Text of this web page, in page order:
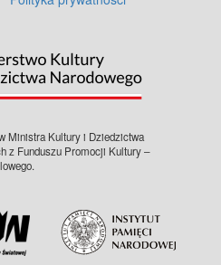
Ministra Kultury i Dziedzictwa
z Funduszu Promocji Kultury –